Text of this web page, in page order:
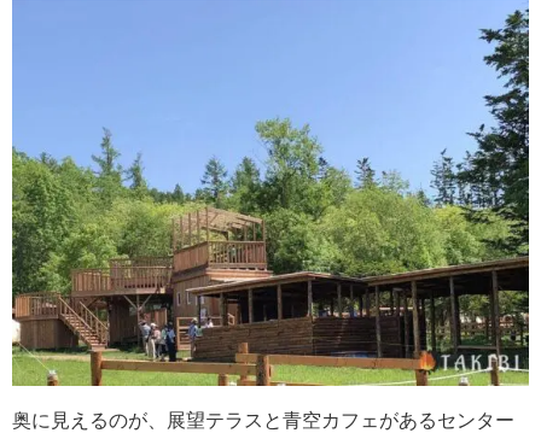
奥に見えるのが、展望テラスと青空カフェがあるセンター